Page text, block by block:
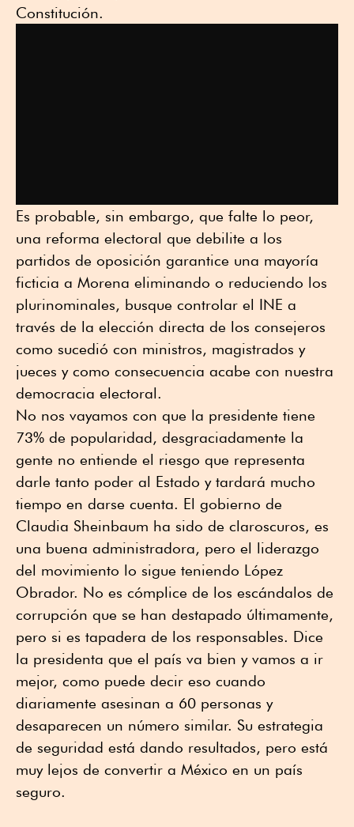
Constitución.
Es probable, sin embargo, que falte lo peor,
una reforma electoral que debilite a los
partidos de oposición garantice una mayoría
ficticia a Morena eliminando o reduciendo los
plurinominales, busque controlar el INE a
través de la elección directa de los consejeros
como sucedió con ministros, magistrados y
jueces y como consecuencia acabe con nuestra
democracia electoral.
No nos vayamos con que la presidente tiene
73% de popularidad, desgraciadamente la
gente no entiende el riesgo que representa
darle tanto poder al Estado y tardará mucho
tiempo en darse cuenta. El gobierno de
Claudia Sheinbaum ha sido de claroscuros, es
una buena administradora, pero el liderazgo
del movimiento lo sigue teniendo López
Obrador. No es cómplice de los escándalos de
corrupción que se han destapado últimamente,
pero si es tapadera de los responsables. Dice
la presidenta que el país va bien y vamos a ir
mejor, como puede decir eso cuando
diariamente asesinan a 60 personas y
desaparecen un número similar. Su estrategia
de seguridad está dando resultados, pero está
muy lejos de convertir a México en un país
seguro.